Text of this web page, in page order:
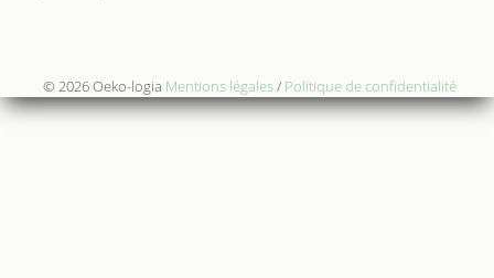
© 2026 Oeko-logia Mentions légales/ Politique de confidentialité